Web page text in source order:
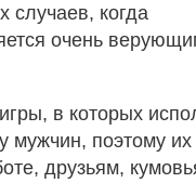
случаев, когда
очень
в которых
мужчин, поэтому их
друзьям,